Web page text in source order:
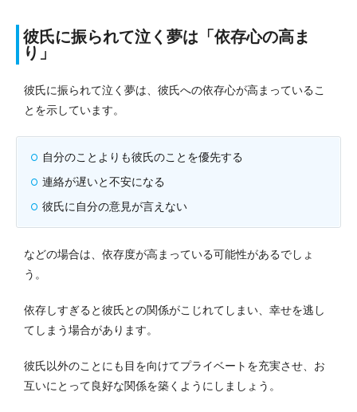
彼氏に振られて泣く夢は「依存心の高ま
り」
彼氏に振られて泣く夢は、彼氏への依存心が高まっているこ
とを示しています。
自分のことよりも彼氏のことを優先する
連絡が遅いと不安になる
彼氏に自分の意見が言えない
などの場合は、依存度が高まっている可能性があるでしょ
う。
依存しすぎると彼氏との関係がこじれてしまい、幸せを逃し
てしまう場合があります。
彼氏以外のことにも目を向けてプライベートを充実させ、お
互いにとって良好な関係を築くようにしましょう。